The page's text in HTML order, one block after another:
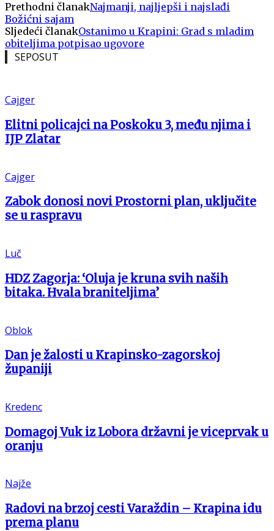
Prethodni članakNajmanji, najljepši i najslađi
Božićni sajam
Sljedeći članakOstanimo u Krapini: Grad s mladim
obiteljima potpisao ugovore
SEPOSUT
Cajger
Elitni policajci na Poskoku 3, među njima i
IJP Zlatar
Cajger
Zabok donosi novi Prostorni plan, uključite
se u raspravu
Luč
HDZ Zagorja: ‘Oluja je kruna svih naših
bitaka. Hvala braniteljima’
Oblok
Dan je žalosti u Krapinsko-zagorskoj
županiji
Kredenc
Domagoj Vuk iz Lobora državni je viceprvak u
oranju
Najže
Radovi na brzoj cesti Varaždin – Krapina idu
prema planu